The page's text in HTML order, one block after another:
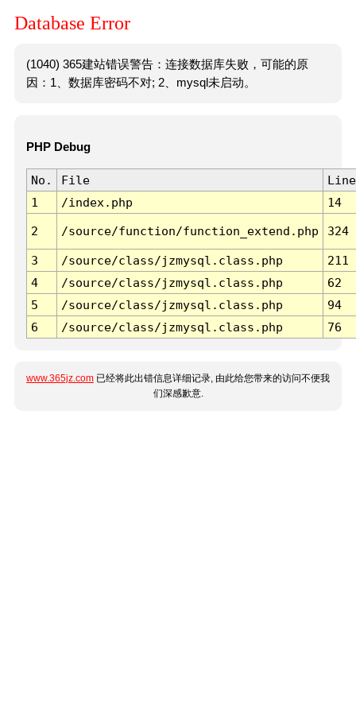
Database Error
(1040) 365建站错误警告：连接数据库失败，可能的原
因：1、数据库密码不对; 2、mysql未启动。
PHP Debug
No. File
Line
1
/index.php 14
2 /source/function/function_extend.php 324
3 /source/class/jzmysql.class.php
211
4
/source/class/jzmysql.class.php
62
5
/source/class/jzmysql.class.php
94
6
/source/class/jzmysql.class.php 76
www.365jz.com 已经将此出错信息详细记录, 由此给您带来的访问不便我
们深感歉意.